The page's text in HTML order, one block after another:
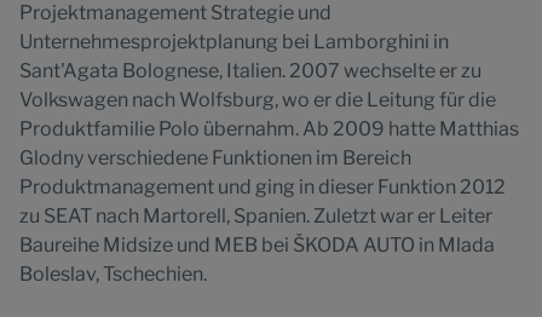
Projektmanagement Strategie und
Unternehmesprojektplanung bei Lamborghini in
Sant'Agata Bolognese, Italien. 2007 wechselte er zu
Volkswagen nach Wolfsburg, wo er die Leitung für die
Produktfamilie Polo übernahm. Ab 2009 hatte Matthias
Glodny verschiedene Funktionen im Bereich
Produktmanagement und ging in dieser Funktion 2012
zu SEAT nach Martorell, Spanien. Zuletzt war er Leiter
Baureihe Midsize und MEB bei ŠKODA AUTO in Mlada
Boleslav, Tschechien.